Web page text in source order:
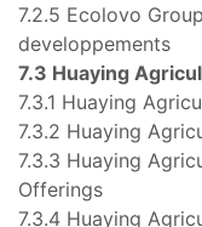
7.2.5 Ecolovo
developpements
7.3 Huaying
7.3.1 Huaying
7.3.2 Huaying
7.3.3 Huaying
Offerings
7.3.4 Huaying